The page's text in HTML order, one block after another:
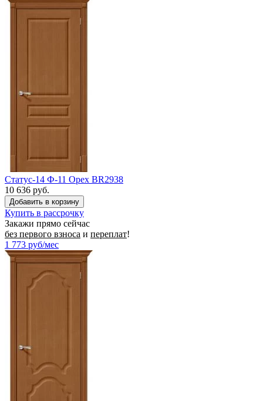
Статус-14 Ф-11 Орех BR2938
10 636 руб.
Купить в рассрочку
Закажи прямо сейчас
без первого взноса и переплат!
1 773 руб/мес